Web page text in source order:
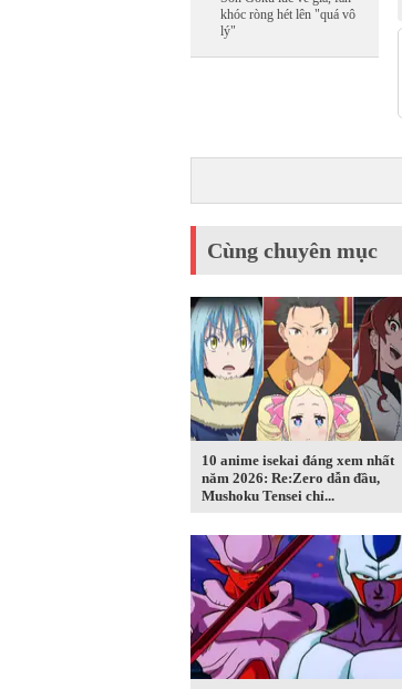
khóc ròng hét lên "quá vô
lý"
Cùng chuyên mục
10 anime isekai đáng xem nhất
năm 2026: Re:Zero dẫn đầu,
Mushoku Tensei chỉ...